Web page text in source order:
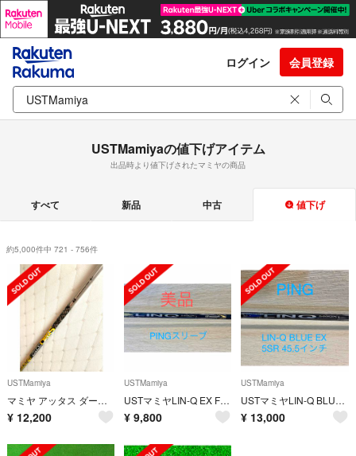
ログイン 会員登録
USTMamiyaの値下げアイテム
出品時より値下げされたマミヤの商品
すべて 新品 中古 値下げ
約5,000件中 721 - 756件
USTMamiya
マミヤ アッタス ダース 6S
¥ 12,200
USTMamiya
USTマミヤLIN-Q EX FW 【55S】42インチ
¥ 9,800
USTMamiya
USTマミヤLIN-Q BLUE EX 【5SR】ピンスリーブ付ドライバー用
¥ 13,000